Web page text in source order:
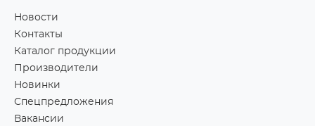
Новости
Контакты
Каталог продукции
Производители
Новинки
Спецпредложения
Вакансии